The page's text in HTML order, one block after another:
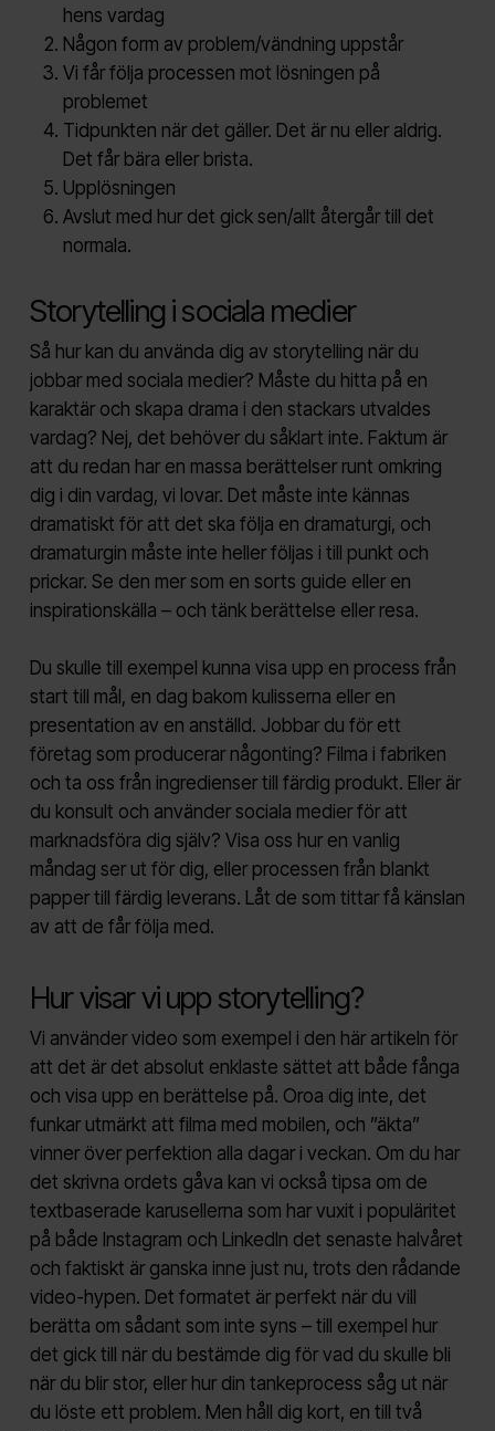
hens vardag
Någon form av problem/vändning uppstår
Vi får följa processen mot lösningen på
problemet
Tidpunkten när det gäller. Det är nu eller aldrig.
Det får bära eller brista.
Upplösningen
Avslut med hur det gick sen/allt återgår till det
normala.
Storytelling i sociala medier
Så hur kan du använda dig av storytelling när du
jobbar med sociala medier? Måste du hitta på en
karaktär och skapa drama i den stackars utvaldes
vardag? Nej, det behöver du såklart inte. Faktum är
att du redan har en massa berättelser runt omkring
dig i din vardag, vi lovar. Det måste inte kännas
dramatiskt för att det ska följa en dramaturgi, och
dramaturgin måste inte heller följas i till punkt och
prickar. Se den mer som en sorts guide eller en
inspirationskälla – och tänk berättelse eller resa.
Du skulle till exempel kunna visa upp en process från
start till mål, en dag bakom kulisserna eller en
presentation av en anställd. Jobbar du för ett
företag som producerar någonting? Filma i fabriken
och ta oss från ingredienser till färdig produkt. Eller är
du konsult och använder sociala medier för att
marknadsföra dig själv? Visa oss hur en vanlig
måndag ser ut för dig, eller processen från blankt
papper till färdig leverans. Låt de som tittar få känslan
av att de får följa med.
Hur visar vi upp storytelling?
Vi använder video som exempel i den här artikeln för
att det är det absolut enklaste sättet att både fånga
och visa upp en berättelse på. Oroa dig inte, det
funkar utmärkt att filma med mobilen, och ”äkta”
vinner över perfektion alla dagar i veckan. Om du har
det skrivna ordets gåva kan vi också tipsa om de
textbaserade karusellerna som har vuxit i populäritet
på både Instagram och LinkedIn det senaste halvåret
och faktiskt är ganska inne just nu, trots den rådande
video-hypen. Det formatet är perfekt när du vill
berätta om sådant som inte syns – till exempel hur
det gick till när du bestämde dig för vad du skulle bli
när du blir stor, eller hur din tankeprocess såg ut när
du löste ett problem. Men håll dig kort, en till två